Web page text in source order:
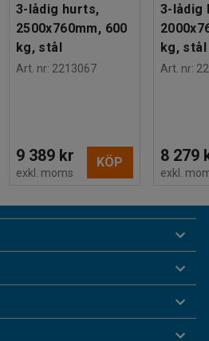
3-lådig hurts,
2500x760mm, 600
kg, stål
Art. nr: 2213067
9 389 kr
exkl. moms
KÖP
3-lådig
kg, stål
Art. nr:
8 279
exkl.